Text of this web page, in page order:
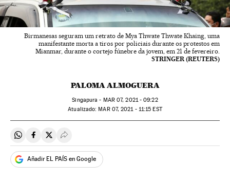
Birmanesas seguram um retrato de Mya Thwate Thwate Khaing, uma
manifestante morta a tiros por policiais durante os protestos em
Mianmar, durante o cortejo fúnebre da jovem, em 21 de fevereiro.
STRINGER (REUTERS)
PALOMA ALMOGUERA
Singapura - MAR07, 2021 - 09:22
atualizado: MAR07, 2021 - 11:15 EST
Compartir en Whatsapp
Compartir en Facebook
Compartir en Twitter
Desplegar Redes Sociales
Añadir EL PAÍS en Google